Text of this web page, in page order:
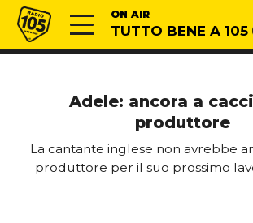
Vai al contenuto
Radio 105 ON AIR
TUTTO BENE A 105
Adele: ancora a
produttore
La cantante inglese non avrebbe
produttore per il suo prossimo